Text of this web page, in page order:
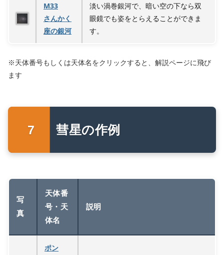
M33
さんかく
座の銀河
淡い渦巻銀河で、暗い空の下なら双
眼鏡でも姿をとらえることができま
す。
※天体番号もしくは天体名をクリックすると、解説ページに飛び
ます
彗星の作例
写
真
天体番
号・天
体名
説明
ポン